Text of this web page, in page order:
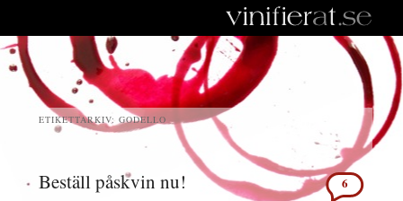
ETIKETTARKIV: GODELLO
Beställ påskvin nu! 6